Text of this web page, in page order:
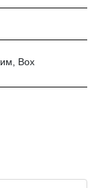
Box